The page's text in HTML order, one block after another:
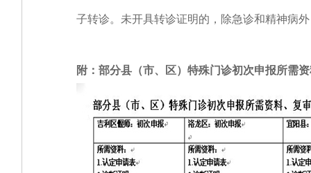
子转诊。未开具转诊证明的，除急诊和精神病
附：部分县（市、区）特殊门诊初次申报所需